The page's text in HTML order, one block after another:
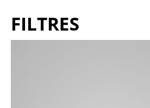
FILTRES